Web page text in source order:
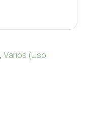
, Varios (Uso